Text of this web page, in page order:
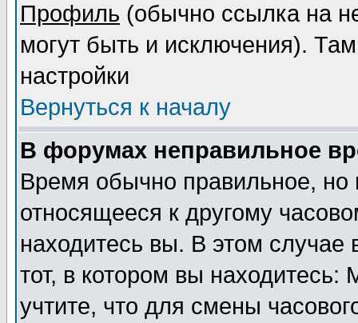
Профиль (обычно ссылка на
могут быть и исключения).
настройки
Вернуться к началу
В форумах неправильное
Время обычно правильное,
относящееся к другому
находитесь вы. В этом
тот, в котором вы
учтите, что для смены